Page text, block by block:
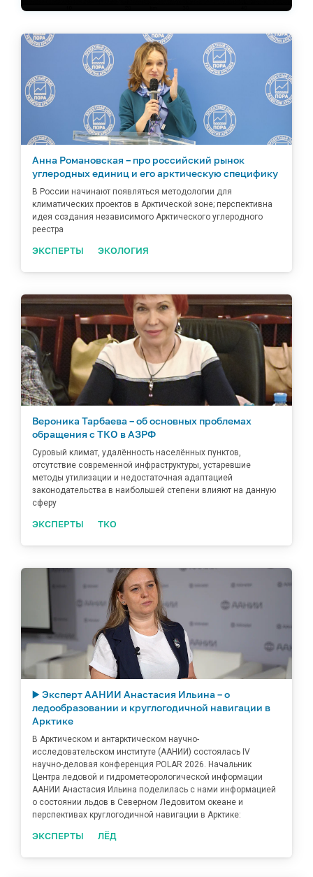
Анна Романовская – про российский рынок
углеродных единиц и его арктическую специфику
В России начинают появляться методологии для
климатических проектов в Арктической зоне; перспективна
идея создания независимого Арктического углеродного
реестра
ЭКСПЕРТЫ ЭКОЛОГИЯ
Вероника Тарбаева – об основных проблемах
обращения с ТКО в АЗРФ
Суровый климат, удалённость населённых пунктов,
отсутствие современной инфраструктуры, устаревшие
методы утилизации и недостаточная адаптацией
законодательства в наибольшей степени влияют на данную
сферу
ЭКСПЕРТЫ ТКО
▶️ Эксперт ААНИИ Анастасия Ильина – о
ледообразовании и круглогодичной навигации в
Арктике
В Арктическом и антарктическом научно-
исследовательском институте (ААНИИ) состоялась IV
научно-деловая конференция POLAR 2026. Начальник
Центра ледовой и гидрометеорологической информации
ААНИИ Анастасия Ильина поделилась с нами информацией
о состоянии льдов в Северном Ледовитом океане и
перспективах круглогодичной навигации в Арктике:
ЭКСПЕРТЫ ЛЁД